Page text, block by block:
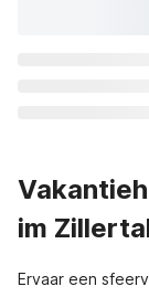
im
Ervaar een